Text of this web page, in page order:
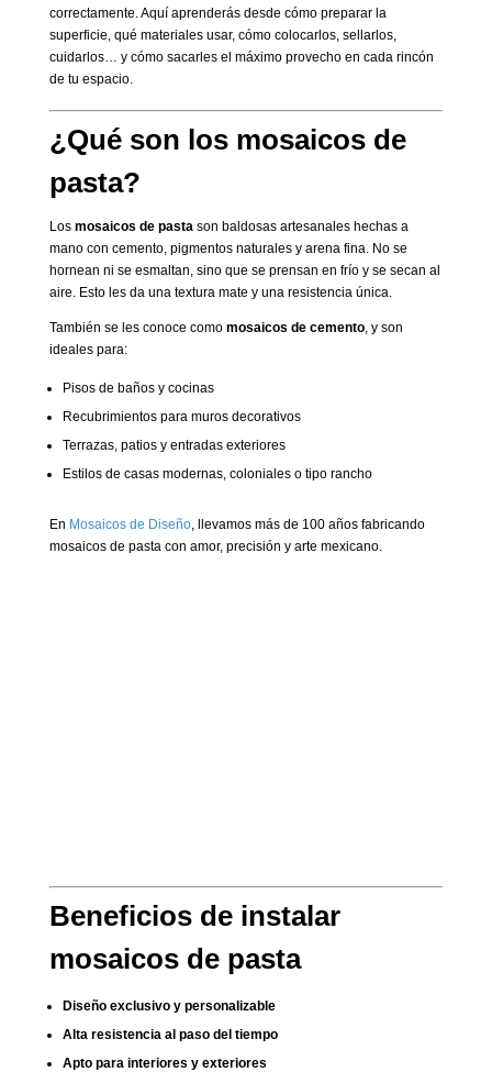
correctamente. Aquí aprenderás desde cómo preparar la
superficie, qué materiales usar, cómo colocarlos, sellarlos,
cuidarlos… y cómo sacarles el máximo provecho en cada rincón
de tu espacio.
¿Qué son los mosaicos de
pasta?
Los mosaicos de pasta son baldosas artesanales hechas a
mano con cemento, pigmentos naturales y arena fina. No se
hornean ni se esmaltan, sino que se prensan en frío y se secan al
aire. Esto les da una textura mate y una resistencia única.
También se les conoce como mosaicos de cemento, y son
ideales para:
Pisos de baños y cocinas
Recubrimientos para muros decorativos
Terrazas, patios y entradas exteriores
Estilos de casas modernas, coloniales o tipo rancho
En Mosaicos de Diseño, llevamos más de 100 años fabricando
mosaicos de pasta con amor, precisión y arte mexicano.
Beneficios de instalar
mosaicos de pasta
Diseño exclusivo y personalizable
Alta resistencia al paso del tiempo
Apto para interiores y exteriores